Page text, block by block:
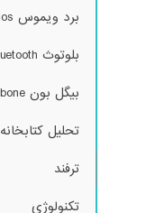
برد ویموس Wemos
بلوتوث Bluetooth
بیگل بون Beaglebone
تحلیل کتابخانه
ترفند
تکنولوژی